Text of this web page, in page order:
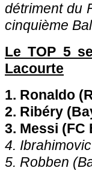
détriment du
cinquième
Le TOP 5
Lacourte
1. Ronaldo
2. Ribéry
3. Messi (FC
4.
5. Robben